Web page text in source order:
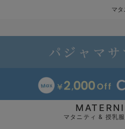
マ
マタニティ & 授乳